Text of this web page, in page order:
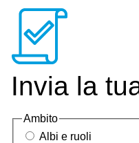
Invia la
Ambito
Albi e ruoli